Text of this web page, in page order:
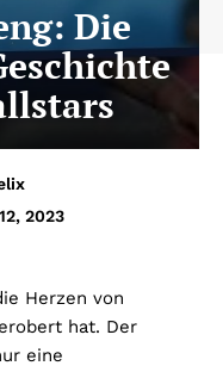
Die
2023
Herzen von
hat. Der
eine